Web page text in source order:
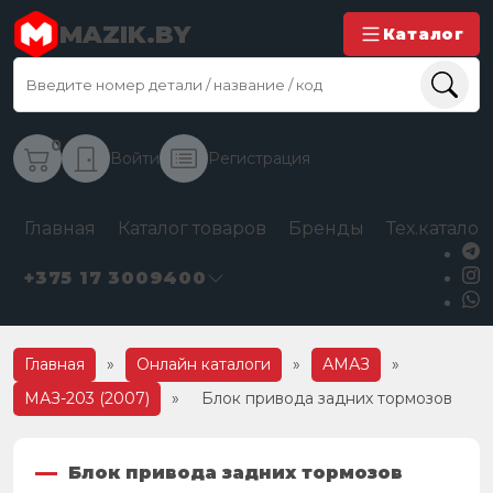
MAZIK.BY Каталог
0
Войти Регистрация
Главная Каталог товаров Бренды
+375 17 3009400
Главная » Онлайн каталоги » АМАЗ
»
МАЗ-203 (2007)
» Блок привода задних тормозов
Блок привода задних тормозов